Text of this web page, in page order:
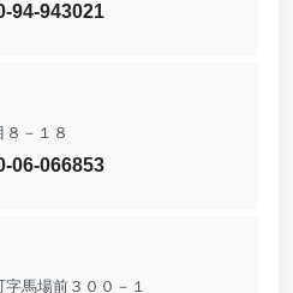
94-943021
－１８
06-066853
馬場前３００－１